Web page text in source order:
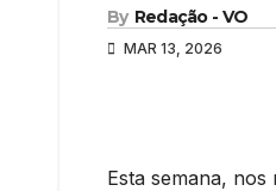
By Redação - VO
MAR 13, 2026
Esta semana, nos